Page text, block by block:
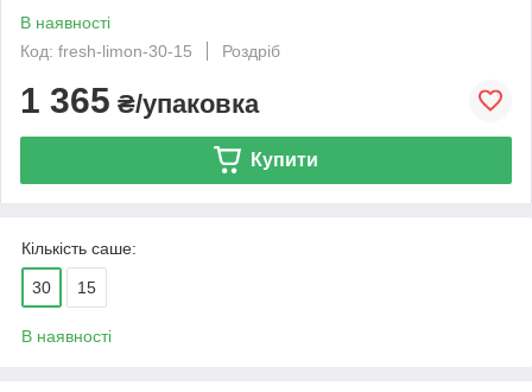
В наявності
Код: fresh-limon-30-15
Роздріб
1 365 ₴/упаковка
Купити
Кількість саше:
30 15
В наявності